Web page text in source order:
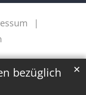
bezüglich
✕